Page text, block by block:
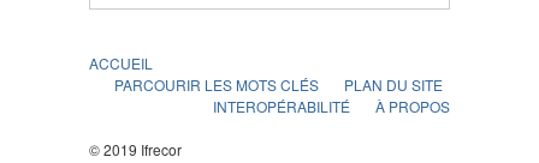
ACCUEIL
PARCOURIR LES MOTS CLÉS
PLAN DU SITE
INTEROPÉRABILITÉ
À PROPOS
© 2019 Ifrecor